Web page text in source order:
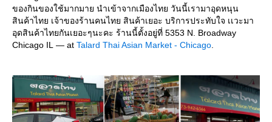
ของกินของใช้มากมาย นำเข้าจากเมืองไทย วันนี้เรามาอุดหนุน
สินค้าไทย เจ้าของร้านคนไทย สินค้าเยอะ บริการประทับใจ เเวะมา
อุดสินค้าไทยกันเยอะๆนะคะ ร้านนี้ตั้งอยู่ที่ 5353 N. Broadway
Chicago IL — at Talard Thai Asian Market - Chicago.